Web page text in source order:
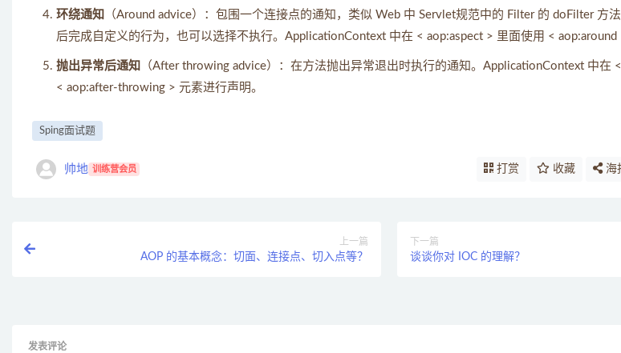
环绕通知
（Around advice）：包围一个连接点的通知，类似 Web 中 Servlet规范中的 Filter 的 doFilter 方
后完成自定义的行为，也可以选择不执行。ApplicationContext 中在 < aop:aspect > 里面使用 < aop:around
抛出异常后通知
（After throwing advice）：在方法抛出异常退出时执行的通知。ApplicationContext 中在
< aop:after-throwing > 元素进行声明。
Sping面试题
帅地 训练营会员 打赏 收藏 海
上一篇
AOP 的基本概念：切面、连接点、切入点等？
下一篇
谈谈你对 IOC 的理解？
发表评论